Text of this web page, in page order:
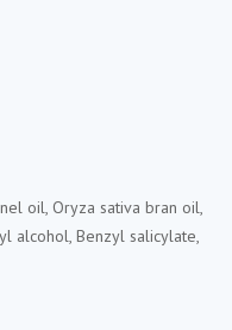
oil, Oryza sativa bran oil,
alcohol, Benzyl salicylate,